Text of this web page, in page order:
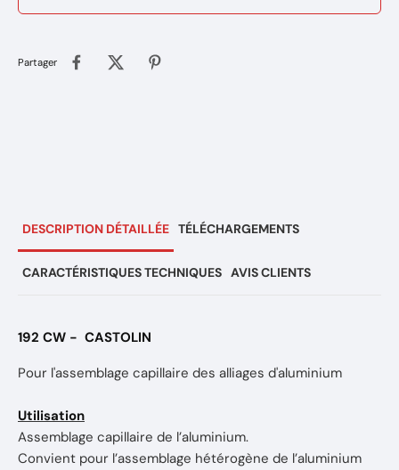
Partager
DESCRIPTION DÉTAILLÉE TÉLÉCHARGEMENTS
CARACTÉRISTIQUES TECHNIQUES AVIS CLIENTS
192 CW - CASTOLIN
Pour l'assemblage capillaire des alliages d'aluminium
Utilisation
Assemblage capillaire de l’aluminium.
Convient pour l’assemblage hétérogène de l’aluminium